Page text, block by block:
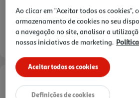
Informações de Marketing
Ao clicar em "Aceitar todos os cookies",
armazenamento de cookies no seu
a navegação no site, analisar a
nossas iniciativas de marketing.
Aceitar todos os cookies
Definições de cookies